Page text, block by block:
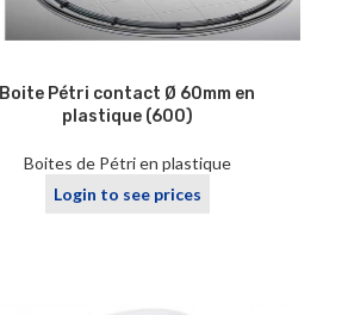
Boite Pétri contact Ø 60mm en
plastique (600)
Boites de Pétri en plastique
Login to see prices